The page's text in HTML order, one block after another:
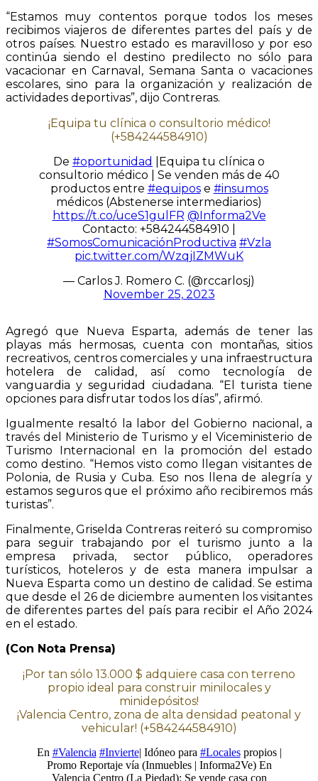
“Estamos muy contentos porque todos los meses
recibimos viajeros de diferentes partes del país y de
otros países. Nuestro estado es maravilloso y por eso
continúa siendo el destino predilecto no sólo para
vacacionar en Carnaval, Semana Santa o vacaciones
escolares, sino para la organización y realización de
actividades deportivas”, dijo Contreras.
¡Equipa tu clínica o consultorio médico!
(+584244584910)
De #oportunidad
|Equipa tu clínica o
consultorio médico | Se venden más de 40
productos entre #equipose #insumos
médicos (Abstenerse intermediarios)
https://t.co/uceS1gulFR @Informa2Ve
Contacto: +584244584910 |
#SomosComunicaciónProductiva #Vzla
pic.twitter.com/WzqjIZMWuK
— Carlos J. Romero C. (@rccarlosj)
November 25, 2023
Agregó que Nueva Esparta, además de tener las
playas más hermosas, cuenta con montañas, sitios
recreativos, centros comerciales y una infraestructura
hotelera de calidad, así como tecnología de
vanguardia y seguridad ciudadana. “El turista tiene
opciones para disfrutar todos los días”, afirmó.
Igualmente resaltó la labor del Gobierno nacional, a
través del Ministerio de Turismo y el Viceministerio de
Turismo Internacional en la promoción del estado
como destino. “Hemos visto como llegan visitantes de
Polonia, de Rusia y Cuba. Eso nos llena de alegría y
estamos seguros que el próximo año recibiremos más
turistas”.
Finalmente, Griselda Contreras reiteró su compromiso
para seguir trabajando por el turismo junto a la
empresa privada, sector público, operadores
turísticos, hoteleros y de esta manera impulsar a
Nueva Esparta como un destino de calidad. Se estima
que desde el 26 de diciembre aumenten los visitantes
de diferentes partes del país para recibir el Año 2024
en el estado.
(Con Nota Prensa)
¡Por tan sólo 13.000 $ adquiere casa con terreno
propio ideal para construir minilocales y
minidepósitos!
¡Valencia Centro, zona de alta densidad peatonal y
vehicular! (+584244584910)
En #Valencia #Invierte| Idóneo para #Localespropios |
Promo Reportaje vía (Inmuebles | Informa2Ve) En
Valencia Centro (La Piedad): Se vende casa con